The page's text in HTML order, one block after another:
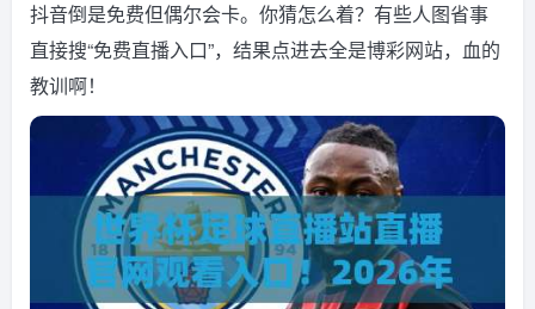
抖音倒是免费但偶尔会卡。你猜怎么着？有些人图省事
直接搜“免费直播入口”，结果点进去全是博彩网站，血的
教训啊！